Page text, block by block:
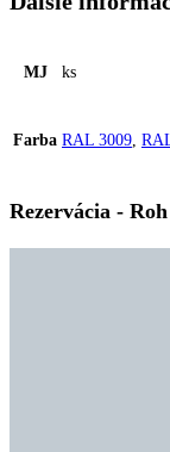
MJ ks
Farba RAL 3009,
Rezervácia -